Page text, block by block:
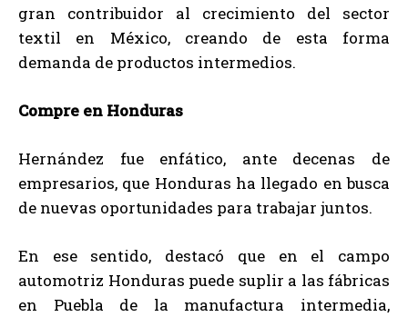
gran contribuidor al crecimiento del sector
textil en México, creando de esta forma
demanda de productos intermedios.
Compre en Honduras
Hernández fue enfático, ante decenas de
empresarios, que Honduras ha llegado en busca
de nuevas oportunidades para trabajar juntos.
En ese sentido, destacó que en el campo
automotriz Honduras puede suplir a las fábricas
en Puebla de la manufactura intermedia,